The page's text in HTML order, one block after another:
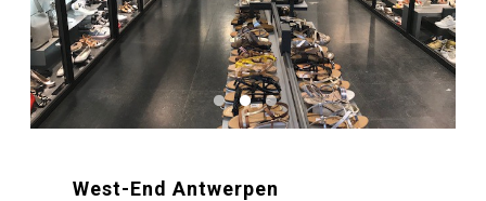
West-End Antwerpen